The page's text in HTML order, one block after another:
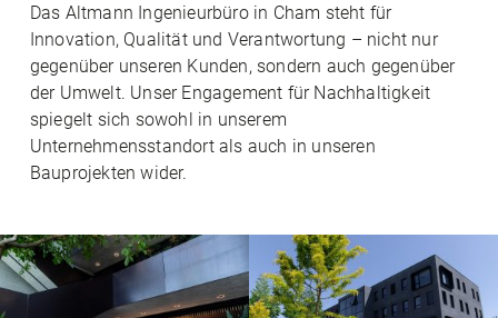
Das Altmann Ingenieurbüro in Cham steht für
Innovation, Qualität und Verantwortung – nicht nur
gegenüber unseren Kunden, sondern auch gegenüber
der Umwelt. Unser Engagement für Nachhaltigkeit
spiegelt sich sowohl in unserem
Unternehmensstandort als auch in unseren
Bauprojekten wider.